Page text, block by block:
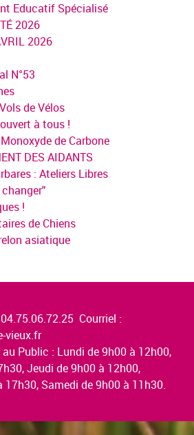
Educatif Spécialisé
2026
2026
N°53
de Vélos
à tous !
de Carbone
DES AIDANTS
: Ateliers Libres
!
de Chiens
asiatique
Courriel :
vieux.fr
au Public : Lundi de 9h00 à 12h00,
Jeudi de 9h00 à 12h00,
17h30, Samedi de 9h00 à 11h30.